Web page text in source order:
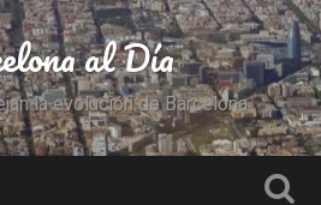
al Día
la evolución de Barcelona